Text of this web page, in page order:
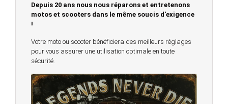
Depuis 20 ans nous nous réparons et entretenons
motos et scooters dans le même soucis d'exigence
!
Votre moto ou scooter bénéficiera des meilleurs réglages
pour vous assurer une utilisation optimale en toute
sécurité.